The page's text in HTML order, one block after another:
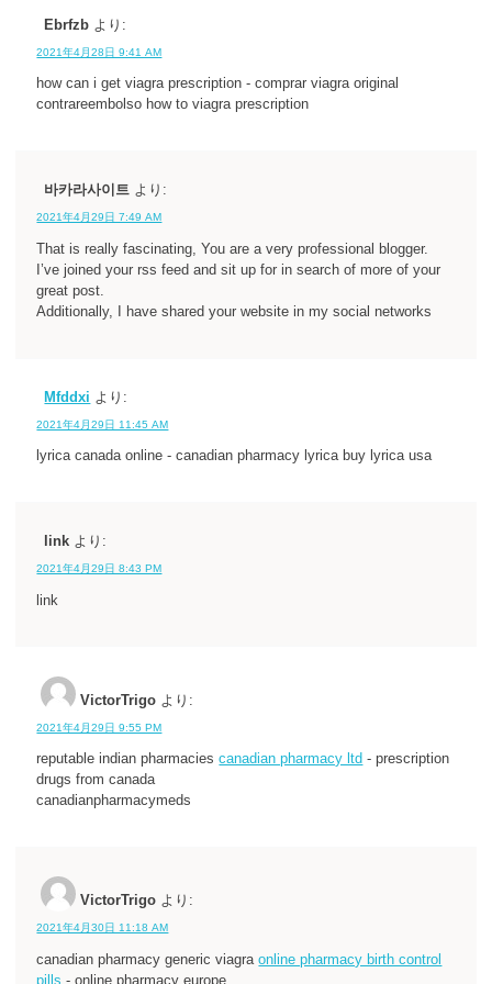
Ebrfzb より:
2021年4月28日 9:41 AM
how can i get viagra prescription - comprar viagra original
contrareembolso how to viagra prescription
바카라사이트 より:
2021年4月29日 7:49 AM
That is really fascinating, You are a very professional blogger.
I’ve joined your rss feed and sit up for in search of more of your
great post.
Additionally, I have shared your website in my social networks
Mfddxi より:
2021年4月29日 11:45 AM
lyrica canada online - canadian pharmacy lyrica buy lyrica usa
link より:
2021年4月29日 8:43 PM
link
VictorTrigo より:
2021年4月29日 9:55 PM
reputable indian pharmaciescanadian pharmacy ltd - prescription
drugs from canada
canadianpharmacymeds
VictorTrigo より:
2021年4月30日 11:18 AM
canadian pharmacy generic viagraonline pharmacy birth control
pills - online pharmacy europe